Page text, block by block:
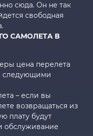
сюда. Он не так
свободная
САМОЛЕТА В
цена перелета
следующими
– если вы
возвращаться из
плату будут
обслуживание